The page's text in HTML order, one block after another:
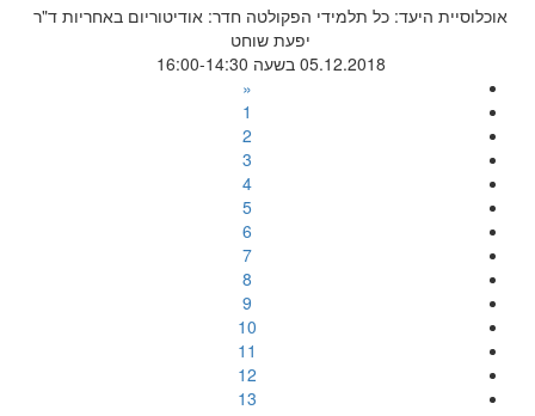
אוכלוסיית היעד: כל תלמידי הפקולטה חדר: אודיטוריום באחריות ד"ר
יפעת שוחט
05.12.2018 בשעה 16:00-14:30
«
1
2
3
4
5
6
7
8
9
10
11
12
13